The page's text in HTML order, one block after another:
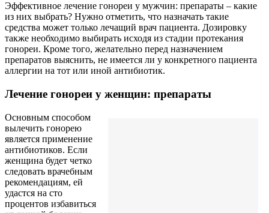
Эффективное лечение гонореи у мужчин: препараты – какие
из них выбрать? Нужно отметить, что назначать такие
средства может только лечащий врач пациента. Дозировку
также необходимо выбирать исходя из стадии протекания
гонореи. Кроме того, желательно перед назначением
препаратов выяснить, не имеется ли у конкретного пациента
аллергии на тот или иной антибиотик.
Лечение гонореи у женщин: препараты
Основным способом
вылечить гонорею
является применение
антибиотиков. Если
женщина будет четко
следовать врачебным
рекомендациям, ей
удастся на сто
процентов избавиться